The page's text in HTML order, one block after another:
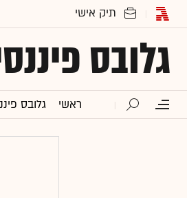
גלובס
ראשי גלובס